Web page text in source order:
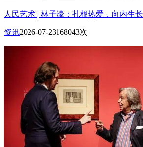
人民艺术 | 林子濠：扎根热爱，向内生长
资讯2026-07-23168043次